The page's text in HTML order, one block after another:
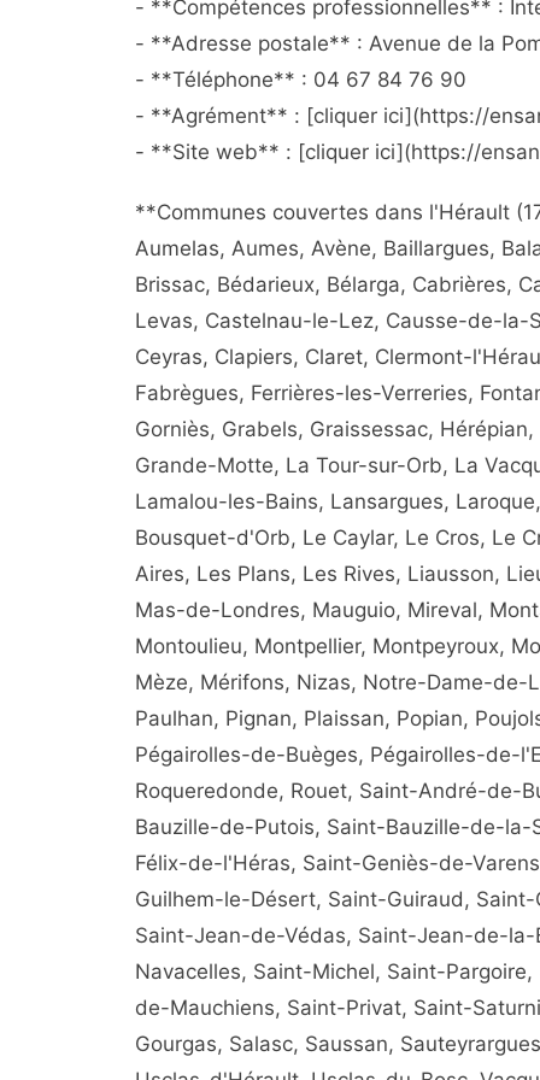
- **Compétences professionnelles** :
- **Adresse postale** : Avenue de la
- **Téléphone** : 04 67 84 76 90
- **Agrément** : [cliquer ici](https://
- **Site web** : [cliquer ici](https://
**Communes couvertes dans l'Hérault
Aumelas, Aumes, Avène, Baillargues,
Brissac, Bédarieux, Bélarga, Cabrières,
Levas, Castelnau-le-Lez, Causse-de-la-
Ceyras, Clapiers, Claret, Clermont-
Fabrègues, Ferrières-les-Verreries,
Gorniès, Grabels, Graissessac,
Grande-Motte, La Tour-sur-Orb, La
Lamalou-les-Bains, Lansargues,
Bousquet-d'Orb, Le Caylar, Le Cros, Le
Aires, Les Plans, Les Rives, Liausson,
Mas-de-Londres, Mauguio, Mireval,
Montoulieu, Montpellier, Montpeyroux,
Mèze, Mérifons, Nizas, Notre-Dame-
Paulhan, Pignan, Plaissan, Popian,
Pégairolles-de-Buèges, Pégairolles-de-
Roqueredonde, Rouet, Saint-André-de-
Bauzille-de-Putois, Saint-Bauzille-de-
Félix-de-l'Héras, Saint-Geniès-de-
Guilhem-le-Désert, Saint-Guiraud,
Saint-Jean-de-Védas, Saint-Jean-de-
Navacelles, Saint-Michel, Saint-
de-Mauchiens, Saint-Privat, Saint-
Gourgas, Salasc, Saussan,